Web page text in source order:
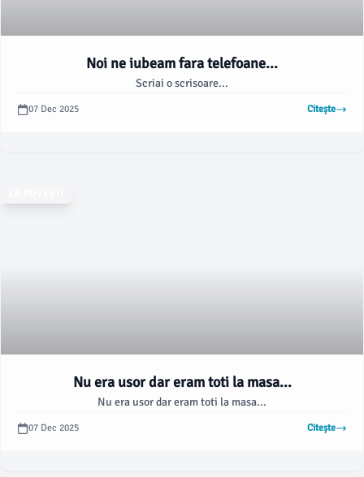
Noi ne iubeam fara telefoane...
Scriai o scrisoare...
07 Dec 2025 Citește
Nu era usor dar eram toti la masa...
Nu era usor dar eram toti la masa...
07 Dec 2025 Citește